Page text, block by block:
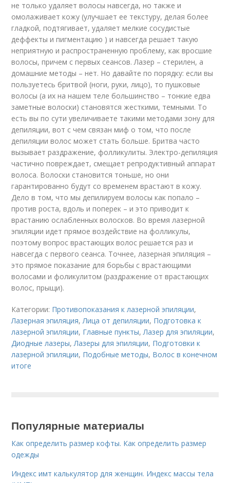
не только удаляет волосы навсегда, но также и
омолаживает кожу (улучшает ее текстуру, делая более
гладкой, подтягивает, удаляет мелкие сосудистые
деффекты и пигментацию ) и навсегда решает такую
неприятную и распространенную проблему, как вросшие
волосы, причем с первых сеансов. Лазер – стерилен, а
домашние методы – нет. Но давайте по порядку: если вы
пользуетесь бритвой (ноги, руки, лицо), то пушковые
волосы (а их на нашем теле большинство – тонкие едва
заметные волоски) становятся жесткими, темными. То
есть вы по сути увеличиваете такими методами зону для
депиляции, вот с чем связан миф о том, что после
депиляции волос может стать больше. Бритва часто
вызывает раздражение, фолликулиты. Электро-депиляция
частично повреждает, смещает репродуктивный аппарат
волоса. Волоски становится тоньше, но они
гарантированно будут со временем врастают в кожу.
Дело в том, что мы депилируем волосы как попало –
против роста, вдоль и поперек – и это приводит к
врастанию ослабленных волосков. Во время лазерной
эпиляции идет прямое воздействие на фолликулы,
поэтому вопрос врастающих волос решается раз и
навсегда с первого сеанса. Точнее, лазерная эпиляция –
это прямое показание для борьбы с врастающими
волосами и фоликулитом (раздражение от врастающих
волос, прыщи).
Категории: Противопоказания к лазерной эпиляции,
Лазерная эпиляция,Лица от депиляции, Подготовка к
лазерной эпиляции, Главные пункты,Лазер для эпиляции,
Диодные лазеры,Лазеры для эпиляции, Подготовки к
лазерной эпиляции, Подобные методы, Волос в конечном
итоге
Популярные материалы
Как определить размер кофты. Как определить размер
одежды
Индекс имт калькулятор для женщин. Индекс массы тела